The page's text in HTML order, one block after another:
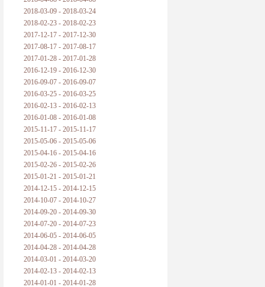
2018-03-09 - 2018-03-24
2018-02-23 - 2018-02-23
2017-12-17 - 2017-12-30
2017-08-17 - 2017-08-17
2017-01-28 - 2017-01-28
2016-12-19 - 2016-12-30
2016-09-07 - 2016-09-07
2016-03-25 - 2016-03-25
2016-02-13 - 2016-02-13
2016-01-08 - 2016-01-08
2015-11-17 - 2015-11-17
2015-05-06 - 2015-05-06
2015-04-16 - 2015-04-16
2015-02-26 - 2015-02-26
2015-01-21 - 2015-01-21
2014-12-15 - 2014-12-15
2014-10-07 - 2014-10-27
2014-09-20 - 2014-09-30
2014-07-20 - 2014-07-23
2014-06-05 - 2014-06-05
2014-04-28 - 2014-04-28
2014-03-01 - 2014-03-20
2014-02-13 - 2014-02-13
2014-01-01 - 2014-01-28